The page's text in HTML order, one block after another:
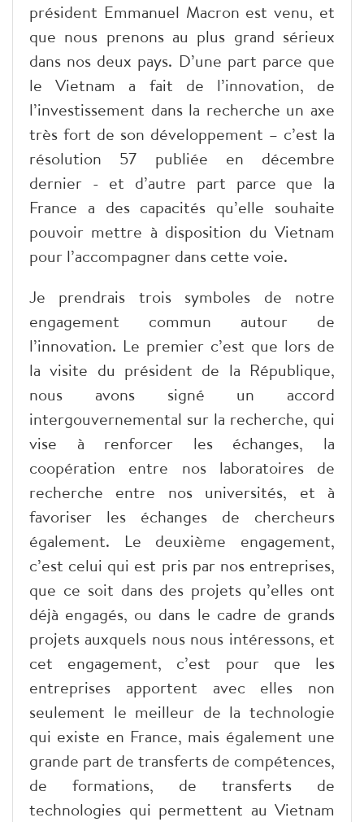
président Emmanuel Macron est venu, et
que nous prenons au plus grand sérieux
dans nos deux pays. D’une part parce que
le Vietnam a fait de l’innovation, de
l’investissement dans la recherche un axe
très fort de son développement – c’est la
résolution 57 publiée en décembre
dernier - et d’autre part parce que la
France a des capacités qu’elle souhaite
pouvoir mettre à disposition du Vietnam
pour l’accompagner dans cette voie.
Je prendrais trois symboles de notre
engagement commun autour de
l’innovation. Le premier c’est que lors de
la visite du président de la République,
nous avons signé un accord
intergouvernemental sur la recherche, qui
vise à renforcer les échanges, la
coopération entre nos laboratoires de
recherche entre nos universités, et à
favoriser les échanges de chercheurs
également. Le deuxième engagement,
c’est celui qui est pris par nos entreprises,
que ce soit dans des projets qu’elles ont
déjà engagés, ou dans le cadre de grands
projets auxquels nous nous intéressons, et
cet engagement, c’est pour que les
entreprises apportent avec elles non
seulement le meilleur de la technologie
qui existe en France, mais également une
grande part de transferts de compétences,
de formations, de transferts de
technologies qui permettent au Vietnam